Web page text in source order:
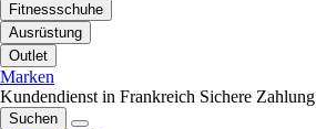
Fitnessschuhe
Ausrüstung
Outlet
Marken
Kundendienst in Frankreich Sichere Zahlung
Suchen